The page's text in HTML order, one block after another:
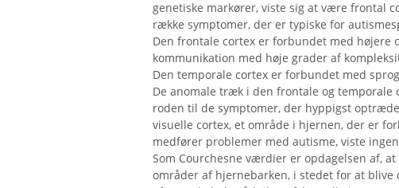
genetiske markører, viste sig at være frontal
række symptomer, der er typiske for
Den frontale cortex er forbundet med højere
kommunikation med høje grader af
Den temporale cortex er forbundet med
De anomale træk i den frontale og
roden til de symptomer, der hyppigst
visuelle cortex, et område i hjernen, der er
medfører problemer med autisme, viste
Som Courchesne værdier er opdagelsen af,
områder af hjernebarken, i stedet for at